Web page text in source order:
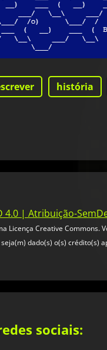
história
4.0 | Atribuição-
Licença Creative
dado(s) o(s) crédito(s)
sociais: